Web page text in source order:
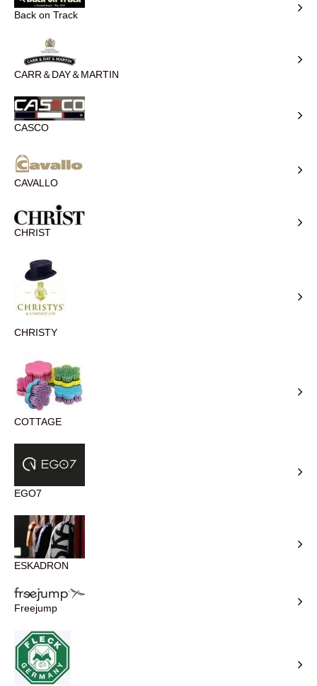
Back on Track
CARR＆DAY＆MARTIN
CASCO
CAVALLO
CHRIST
CHRISTY
COTTAGE
EGO7
ESKADRON
Freejump